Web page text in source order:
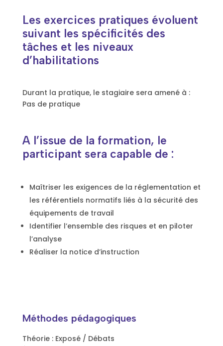
Les exercices pratiques évoluent
suivant les spécificités des
tâches et les niveaux
d’habilitations
Durant la pratique, le stagiaire sera amené à :
Pas de pratique
A l’issue de la formation, le
participant sera capable de :
Maîtriser les exigences de la réglementation et
les référentiels normatifs liés à la sécurité des
équipements de travail
Identifier l’ensemble des risques et en piloter
l’analyse
Réaliser la notice d’instruction
Méthodes pédagogiques
Théorie : Exposé / Débats